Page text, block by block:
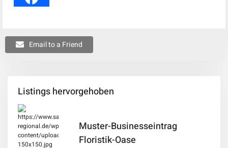
Email to a Friend
Listings hervorgehoben
Muster-Businesseintrag
Floristik-Oase